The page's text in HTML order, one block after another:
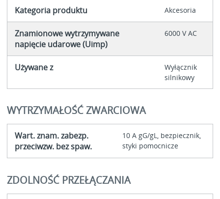
Kategoria produktu Akcesoria
Znamionowe wytrzymywane
napięcie udarowe (Uimp)
6000 V AC
Używane z
Wyłącznik
silnikowy
WYTRZYMAŁOŚĆ ZWARCIOWA
Wart. znam. zabezp.
przeciwzw. bez spaw.
10 A gG/gL, bezpiecznik,
styki pomocnicze
ZDOLNOŚĆ PRZEŁĄCZANIA